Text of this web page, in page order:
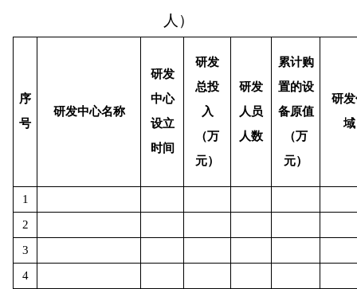
人）
序
号
研发中心名称
研发
中心
设立
时间
研发
总投
入
（万
元）
研发
人员
人数
累计购
置的设
备原值
（万
元）
研
域
1
2
3
4